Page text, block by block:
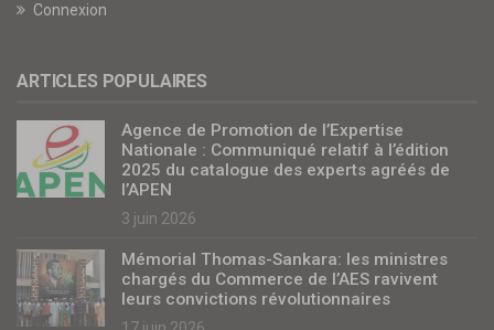
Connexion
ARTICLES POPULAIRES
Agence de Promotion de l’Expertise
Nationale : Communiqué relatif à l’édition
2025 du catalogue des experts agréés de
l’APEN
3 juin 2026
Mémorial Thomas-Sankara: les ministres
chargés du Commerce de l’AES ravivent
leurs convictions révolutionnaires